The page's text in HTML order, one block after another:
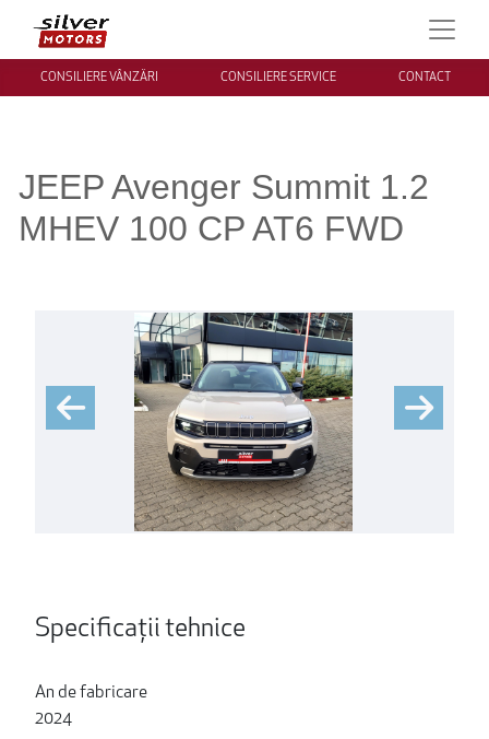
CONSILIERE VÂNZĂRI CONSILIERE SERVICE CONTACT
JEEP Avenger Summit 1.2
MHEV 100 CP AT6 FWD
Specificații tehnice
An de fabricare
2024